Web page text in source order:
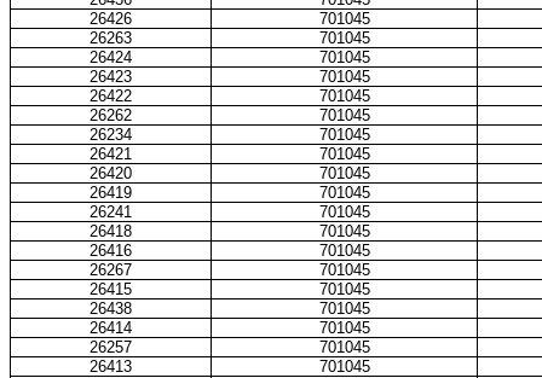
26426
701045
26263
701045
26424
701045
26423
701045
26422
701045
26262
701045
26234
701045
26421
701045
26420
701045
26419
701045
26241
701045
26418
701045
26416
701045
26267
701045
26415
701045
26438
701045
26414
701045
26257
701045
26413
701045